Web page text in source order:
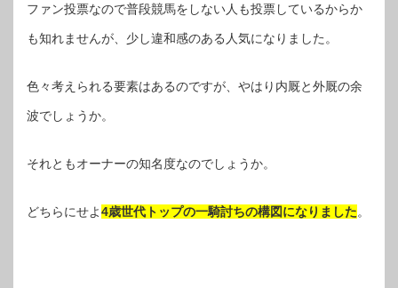
ファン投票なので普段競馬をしない人も投票しているからか
も知れませんが、少し違和感のある人気になりました。
色々考えられる要素はあるのですが、やはり内厩と外厩の余
波でしょうか。
それともオーナーの知名度なのでしょうか。
どちらにせよ4歳世代トップの一騎討ちの構図になりました。